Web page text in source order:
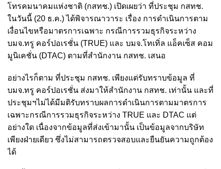
โทรคมนาคมแห่งชาติ (กสทช.) เปิดเผยว่า ที่ประชุม กสทช.
ในวันนี้ (20 ธ.ค.) ได้พิจารณาวาระ เรื่อง การดำเนินการตาม
เงื่อนไขหรือมาตรการเฉพาะ กรณีการรวมธุรกิจระหว่าง
บมจ.ทรู คอร์ปอเรชั่น (TRUE) และ บมจ.โทเทิ่ล แอ็คเซ็ส คอม
มูนิเคชั่น (DTAC) ตามที่สำนักงาน กสทช. เสนอ
อย่างไรก็ตาม ที่ประชุม กสทช. เพียงแต่รับทราบข้อมูล ที่
บมจ.ทรู คอร์ปอเรชั่น ส่งมาให้สำนักงาน กสทช. เท่านั้น และที่
ประชุมฯไม่ได้มีมติรับทราบผลการดำเนินการตามมาตรการ
เฉพาะกรณีการรวมธุรกิจระหว่าง TRUE และ DTAC แต่
อย่างใด เนื่องจากข้อมูลที่ส่งเข้ามานั้น เป็นข้อมูลจากบริษัท
เพียงฝ่ายเดียว ซึ่งไม่สามารถตรวจสอบและยืนยันความถูกต้อง
ได้